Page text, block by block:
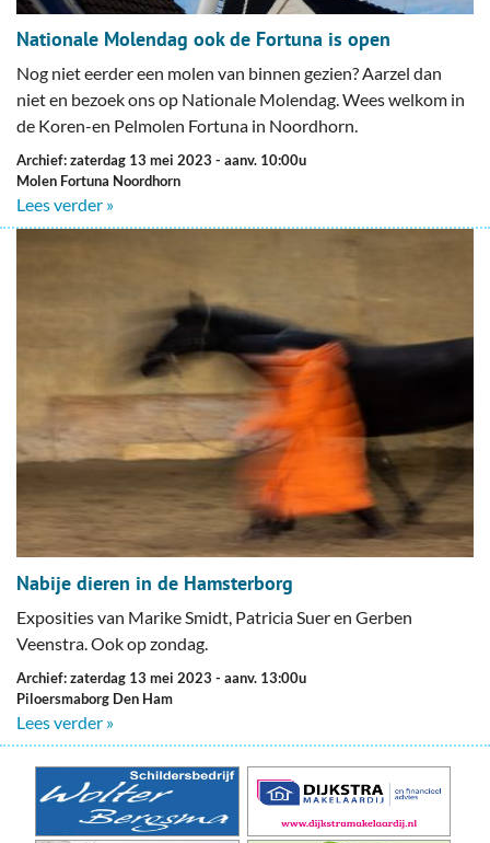
Nationale Molendag ook de Fortuna is open
Nog niet eerder een molen van binnen gezien? Aarzel dan
niet en bezoek ons op Nationale Molendag. Wees welkom in
de Koren-en Pelmolen Fortuna in Noordhorn.
Archief: zaterdag 13 mei 2023 - aanv. 10:00u
Molen Fortuna Noordhorn
Lees verder »
Nabije dieren in de Hamsterborg
Exposities van Marike Smidt, Patricia Suer en Gerben
Veenstra. Ook op zondag.
Archief: zaterdag 13 mei 2023 - aanv. 13:00u
Piloersmaborg Den Ham
Lees verder »